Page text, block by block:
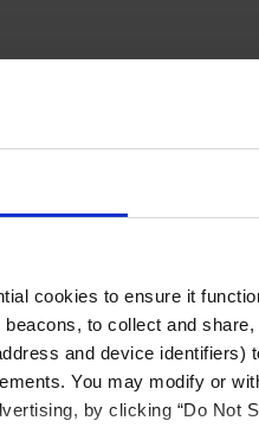
cookies to ensure it
beacons, to collect and
and device
You may modify or
by clicking “Do Not